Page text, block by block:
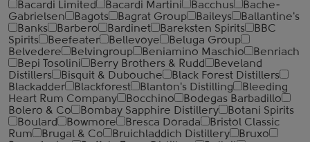
Bacardi Limited
Bacardi Martini Bacchus
Bache-
Gabrielsen
Bagots Bagrat Group Baileys
Ballantine's
Banks
Barbero Bardinet Bareksten Spirits
BBC
Spirits
Beefeater Bellevoye
Beluga Group
Belvedere
Belvingroup Beniamino Maschio
Benriach
Bepi Tosolini
Berry Brothers & Rudd
Beveland
Distillers
Bisquit & Dubouche
Black Forest Distillers
Blackadder
Blackforest Blanton's Distilling
Bleeding
Heart Rum Company
Bocchino
Bodegas Barbadillo
Bolero & Co
Bombay Sapphire Distillery
Botani Spirits
Boulard
Bowmore Bresca Dorada
Bristol Classic
Rum
Brugal & Co Bruichladdich Distillery
Bruxo